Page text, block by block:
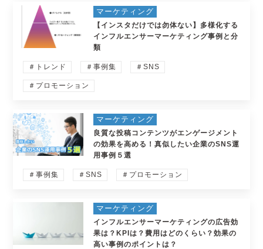
マーケティング
【インスタだけでは勿体ない】多様化する
インフルエンサーマーケティング事例と分
類
＃トレンド ＃事例集 ＃SNS
＃プロモーション
マーケティング
良質な投稿コンテンツがエンゲージメント
の効果を高める！真似したい企業のSNS運
用事例５選
＃事例集 ＃SNS ＃プロモーション
マーケティング
インフルエンサーマーケティングの広告効
果は？KPIは？費用はどのくらい？効果の
高い事例のポイントは？